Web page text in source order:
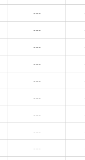
---
---
---
---
---
---
---
---
---